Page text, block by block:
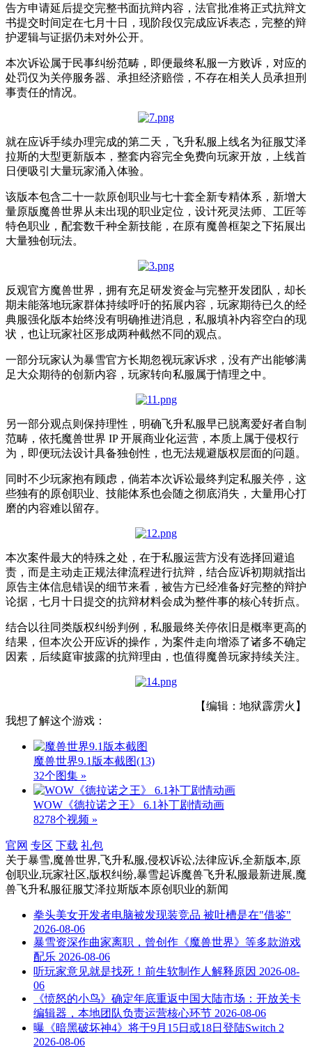
告方申请延后提交完整书面抗辩内容，法官批准将正式抗辩文
书提交时间定在七月十日，现阶段仅完成应诉表态，完整的辩
护逻辑与证据仍未对外公开。
本次诉讼属于民事纠纷范畴，即便最终私服一方败诉，对应的
处罚仅为关停服务器、承担经济赔偿，不存在相关人员承担刑
事责任的情况。
就在应诉手续办理完成的第二天，飞升私服上线名为征服艾泽
拉斯的大型更新版本，整套内容完全免费向玩家开放，上线首
日便吸引大量玩家涌入体验。
该版本包含二十一款原创职业与七十套全新专精体系，新增大
量原版魔兽世界从未出现的职业定位，设计死灵法师、工匠等
特色职业，配套数千种全新技能，在原有魔兽框架之下拓展出
大量独创玩法。
反观官方魔兽世界，拥有充足研发资金与完整开发团队，却长
期未能落地玩家群体持续呼吁的拓展内容，玩家期待已久的经
典服强化版本始终没有明确推进消息，私服填补内容空白的现
状，也让玩家社区形成两种截然不同的观点。
一部分玩家认为暴雪官方长期忽视玩家诉求，没有产出能够满
足大众期待的创新内容，玩家转向私服属于情理之中。
另一部分观点则保持理性，明确飞升私服早已脱离爱好者自制
范畴，依托魔兽世界 IP 开展商业化运营，本质上属于侵权行
为，即便玩法设计具备独创性，也无法规避版权层面的问题。
同时不少玩家抱有顾虑，倘若本次诉讼最终判定私服关停，这
些独有的原创职业、技能体系也会随之彻底消失，大量用心打
磨的内容难以留存。
本次案件最大的特殊之处，在于私服运营方没有选择回避追
责，而是主动走正规法律流程进行抗辩，结合应诉初期就指出
原告主体信息错误的细节来看，被告方已经准备好完整的辩护
论据，七月十日提交的抗辩材料会成为整件事的核心转折点。
结合以往同类版权纠纷判例，私服最终关停依旧是概率更高的
结果，但本次公开应诉的操作，为案件走向增添了诸多不确定
因素，后续庭审披露的抗辩理由，也值得魔兽玩家持续关注。
【编辑：地狱霹雳火】
我想了解这个游戏：
魔兽世界9.1版本截图(13)
32个图集 »
WOW《德拉诺之王》 6.1补丁剧情动画
8278个视频 »
官网 专区 下载 礼包
关于暴雪,魔兽世界,飞升私服,侵权诉讼,法律应诉,全新版本,原
创职业,玩家社区,版权纠纷,暴雪起诉魔兽飞升私服最新进展,魔
兽飞升私服征服艾泽拉斯版本原创职业的新闻
拳头美女开发者电脑被发现装竞品 被吐槽是在"借鉴"
2026-08-06
暴雪资深作曲家离职，曾创作《魔兽世界》等多款游戏
配乐 2026-08-06
听玩家意见就是找死！前生软制作人解释原因 2026-08-
06
《愤怒的小鸟》确定年底重返中国大陆市场：开放关卡
编辑器，本地团队负责运营核心环节 2026-08-06
曝《暗黑破坏神4》将于9月15日或18日登陆Switch 2
2026-08-06